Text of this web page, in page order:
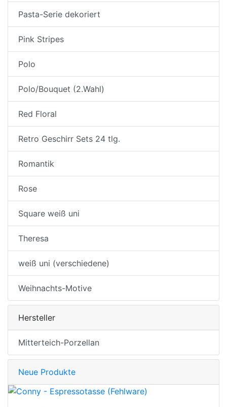
Pasta-Serie dekoriert
Pink Stripes
Polo
Polo/Bouquet (2.Wahl)
Red Floral
Retro Geschirr Sets 24 tlg.
Romantik
Rose
Square weiß uni
Theresa
weiß uni (verschiedene)
Weihnachts-Motive
Hersteller
Mitterteich-Porzellan
Neue Produkte